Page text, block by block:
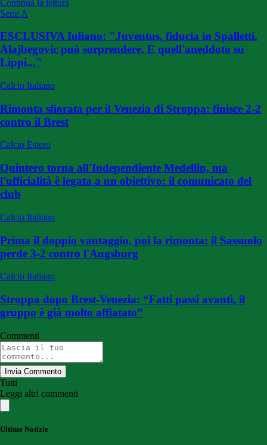
Continua la lettura
Serie A
ESCLUSIVA Iuliano: "Juventus, fiducia in Spalletti.
Alajbegovic può sorprendere. E quell'aneddoto su
Lippi..."
Calcio Italiano
Rimonta sfiorata per il Venezia di Stroppa: finisce 2-2
contro il Brest
Calcio Estero
Quintero torna all'Independiente Medellin, ma
l'ufficialità è legata a un obiettivo: il comunicato del
club
Calcio Italiano
Prima il doppio vantaggio, poi la rimonta: il Sassuolo
perde 3-2 contro l'Augsburg
Calcio Italiano
Stroppa dopo Brest-Venezia: “Fatti passi avanti, il
gruppo è già molto affiatato”
Commenti
Invia Commento
Tutti
Leggi altri commenti
Ultime Notizie